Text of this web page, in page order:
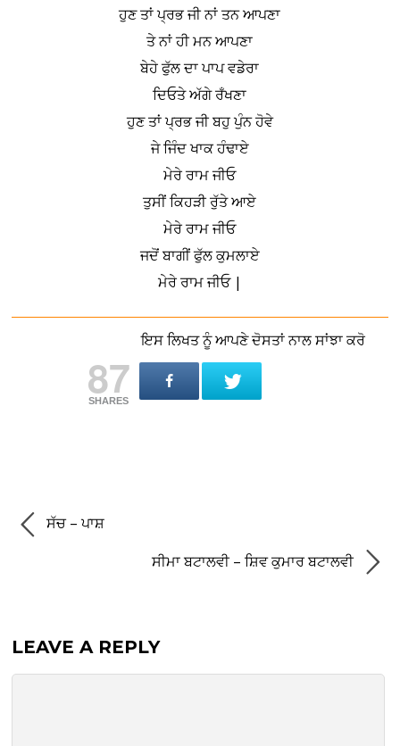
ਹੁਣ ਤਾਂ ਪ੍ਰਭ ਜੀ ਨਾਂ ਤਨ ਆਪਣਾ
ਤੇ ਨਾਂ ਹੀ ਮਨ ਆਪਣਾ
ਬੇਹੇ ਫੁੱਲ ਦਾ ਪਾਪ ਵਡੇਰਾ
ਦਿਓਤੇ ਅੱਗੇ ਰਁਖਣਾ
ਹੁਣ ਤਾਂ ਪ੍ਰਭ ਜੀ ਬਹੁ ਪੁੰਨ ਹੋਵੇ
ਜੇ ਜਿੰਦ ਖਾਕ ਹੰਢਾਏ
ਮੇਰੇ ਰਾਮ ਜੀਓ
ਤੁਸੀਂ ਕਿਹੜੀ ਰੁੱਤੇ ਆਏ
ਮੇਰੇ ਰਾਮ ਜੀਓ
ਜਦੋਂ ਬਾਗੀਂ ਫੁੱਲ ਕੁਮਲਾਏ
ਮੇਰੇ ਰਾਮ ਜੀਓ |
ਇਸ ਲਿਖਤ ਨੂੰ ਆਪਣੇ ਦੋਸਤਾਂ ਨਾਲ ਸਾਂਝਾ ਕਰੋ
87
SHARES
ਸੱਚ – ਪਾਸ਼
ਸੀਮਾ ਬਟਾਲਵੀ – ਸ਼ਿਵ ਕੁਮਾਰ ਬਟਾਲਵੀ
LEAVE A REPLY